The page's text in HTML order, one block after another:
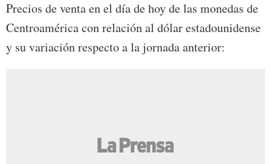
Precios de venta en el día de hoy de las monedas de
Centroamérica con relación al dólar estadounidense
y su variación respecto a la jornada anterior: